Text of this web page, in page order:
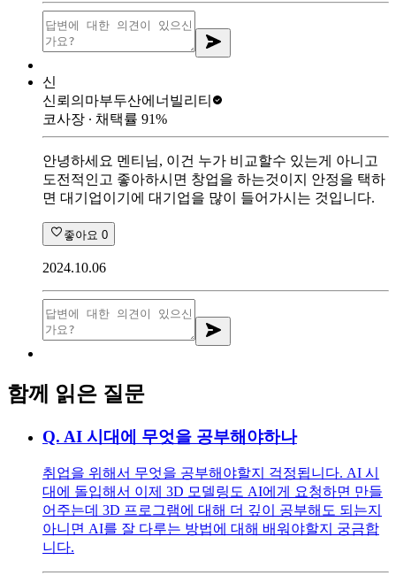
신
신뢰의마부두산에너빌리티
코사장 ∙ 채택률 91%
안녕하세요 멘티님, 이건 누가 비교할수 있는게 아니고
도전적인고 좋아하시면 창업을 하는것이지 안정을 택하
면 대기업이기에 대기업을 많이 들어가시는 것입니다.
좋아요 0
2024.10.06
함께 읽은 질문
Q. AI 시대에 무엇을 공부해야하나
취업을 위해서 무엇을 공부해야할지 걱정됩니다. AI 시
대에 돌입해서 이제 3D 모델링도 AI에게 요청하면 만들
어주는데 3D 프로그램에 대해 더 깊이 공부해도 되는지
아니면 AI를 잘 다루는 방법에 대해 배워야할지 궁금합
니다.